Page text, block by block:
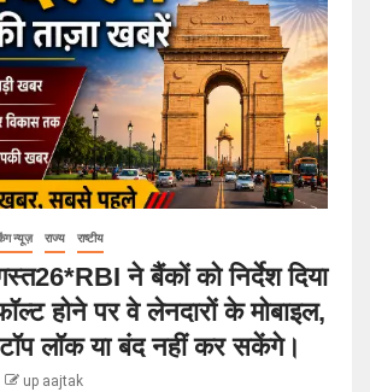
न्यूज़ राज्य राष्टीय
ने बैंकों को निर्देश दिया
होने पर वे लेनदारों के मोबाइल,
लॉक या बंद नहीं कर सकेंगे।
up aajtak